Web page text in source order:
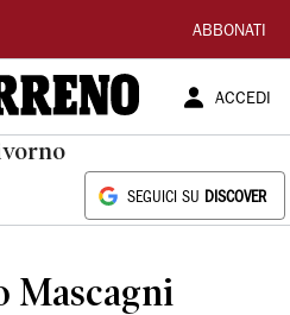
ABBONATI
ACCEDI
SEGUICI SU DISCOVER
Mascagni